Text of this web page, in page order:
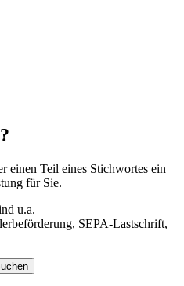
einen Teil eines Stichwortes ein
für Sie.
u.a.
SEPA-Lastschrift,